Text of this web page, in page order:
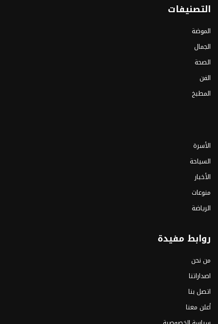
التصنيفات
الموضة
الجمال
الصحة
الفن
المطبخ
الأسرة
السياحة
الأخبار
منوعات
الرياضة
روابط مفيدة
من نحن
اصداراتنا
اتصل بنا
أعلن معنا